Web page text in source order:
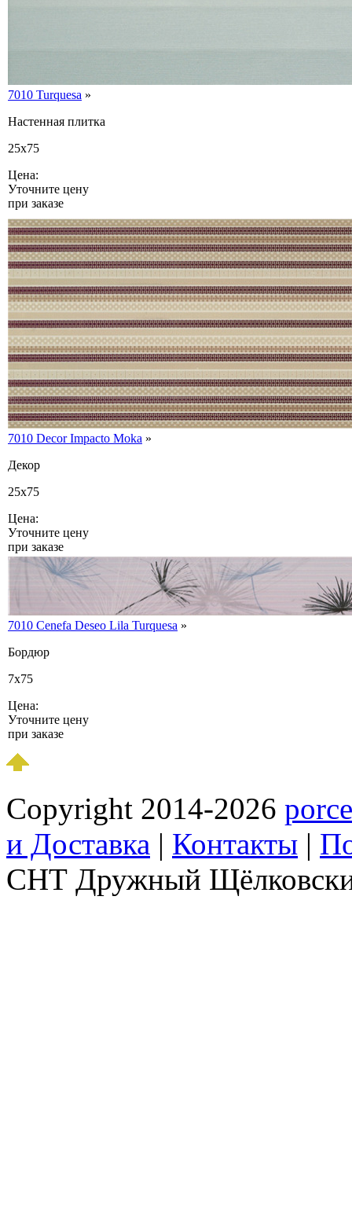
7010 Turquesa »
Настенная плитка
25x75
Цена:
Уточните цену
при заказе
7010 Decor Impacto Moka »
Декор
25x75
Цена:
Уточните цену
при заказе
7010 Cenefa Deseo Lila Turquesa »
Бордюр
7x75
Цена:
Уточните цену
при заказе
Copyright 2014-2026
и Доставка | Контакты |
СНТ Дружный